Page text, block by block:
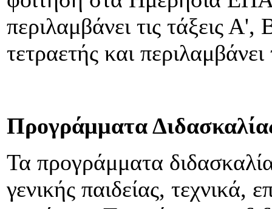
περιλαμβάνει τις τάξεις
τετραετής και
Προγράμματα
Τα προγράμματα
γενικής παιδείας, τεχνικά,